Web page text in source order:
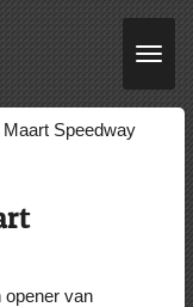
Speedway
opener van